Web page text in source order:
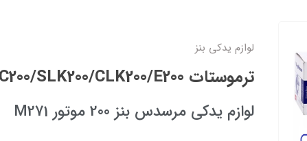
لوازم یدکی بنز
ترموستات C200/SLK200/CLK200/E200
لوازم یدکی مرسدس بنز 200 موتور M271